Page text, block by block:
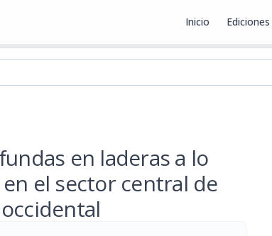
Inicio Ediciones
en laderas a lo
el sector central de